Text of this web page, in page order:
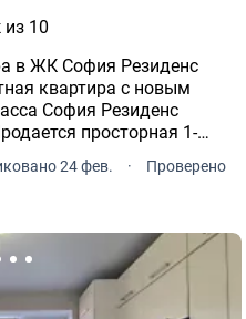
из 10
в ЖК София Резиденс
квартира с новым
София Резиденс
39 м² с качественным
24 фев. ·
Проверено